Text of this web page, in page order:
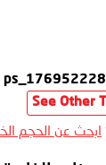
See Other
ابحث عن الحجم